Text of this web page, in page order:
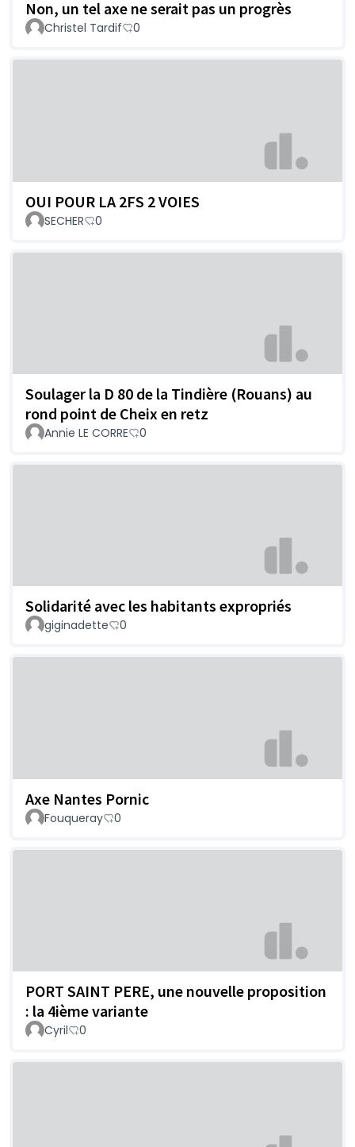
Non, un tel axe ne serait pas un progrès
Christel Tardif 0
OUI POUR LA 2FS 2 VOIES
SECHER 0
Soulager la D 80 de la Tindière (Rouans) au
rond point de Cheix en retz
Annie LE CORRE 0
Solidarité avec les habitants expropriés
giginadette 0
Axe Nantes Pornic
Fouqueray 0
PORT SAINT PERE, une nouvelle proposition
: la 4ième variante
Cyril 0